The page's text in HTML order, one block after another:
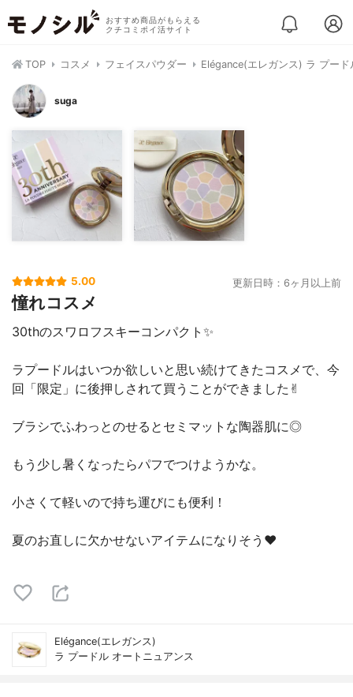
おすすめ商品がもらえる
クチコミポイ活サイト
TOP コスメ フェイスパウダー Elégance(エレガンス) ラ プー
suga
5.00 更新日時：6ヶ月以上前
憧れコスメ
30thのスワロフスキーコンパクト✨
ラプードルはいつか欲しいと思い続けてきたコスメで、今
回「限定」に後押しされて買うことができました✌︎
ブラシでふわっとのせるとセミマットな陶器肌に◎
もう少し暑くなったらパフでつけようかな。
小さくて軽いので持ち運びにも便利！
夏のお直しに欠かせないアイテムになりそう❤︎
Elégance(エレガンス)
ラ プードル オートニュアンス